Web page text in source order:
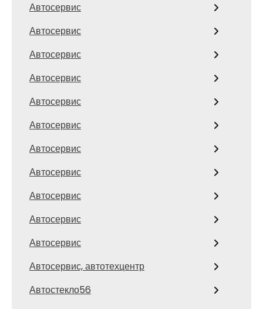
Автосервис
Автосервис
Автосервис
Автосервис
Автосервис
Автосервис
Автосервис
Автосервис
Автосервис
Автосервис
Автосервис
Автосервис, автотехцентр
Автостекло56